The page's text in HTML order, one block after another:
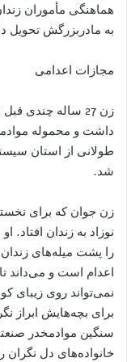
به مادربزرگش تحویل
مجازات اعدامی
زن 27 ساله چندی
داشت و محموله
طولانی از استان
شد.
زن جوان که برای
نوزاد به زندان
را پشت میله‌های
اعدام است و می‌داند
برای بچه‌هایش ابراز
سنگین موادمخدر
خانواده‌های دل نگران